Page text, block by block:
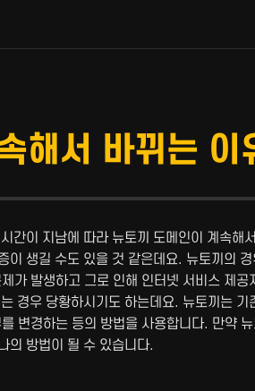
해서 바뀌는
간이 지남에 따라 뉴토끼 도메인이 계속
이 생길 수도 있을 것 같은데요. 뉴토끼의
가 발생하고 그로 인해 인터넷 서비스 제
경우 당황하시기도 하는데요. 뉴토끼는
변경하는 등의 방법을 사용합니다. 만약
의 방법이 될 수 있습니다.